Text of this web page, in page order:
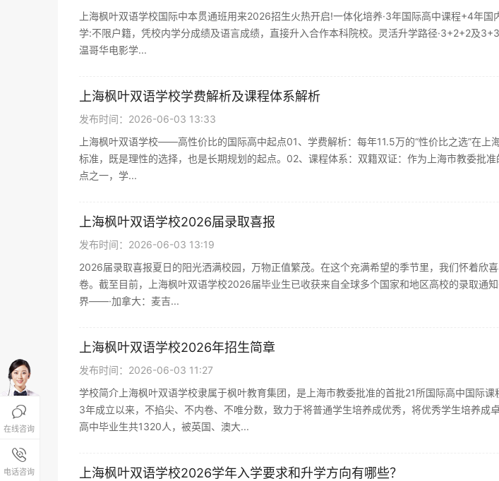
上海枫叶双语学校国际中本贯通班用来2026招生火热开启!一体化培养·3年国际高中课程+4年国
学:不限户籍，凭校内学分成绩及语言成绩，直接升入合作本科院校。灵活升学路径·3+2+2及
温哥华电影学...
上海枫叶双语学校学费解析及课程体系解析
发布时间：2026-06-03 13:33
上海枫叶双语学校——高性价比的国际高中起点01、学费解析：每年11.5万的“性价比之选”在上
标准，既是理性的选择，也是长期规划的起点。02、课程体系：双籍双证：作为上海市教委批
点之一，学...
上海枫叶双语学校2026届录取喜报
发布时间：2026-06-03 13:19
2026届录取喜报夏日的阳光洒满校园，万物正值繁茂。在这个充满希望的季节里，我们怀着欣
卷。截至目前，上海枫叶双语学校2026届毕业生已收获来自全球多个国家和地区高校的录取通
界——·加拿大：麦吉...
上海枫叶双语学校2026年招生简章
发布时间：2026-06-03 11:27
学校简介上海枫叶双语学校隶属于枫叶教育集团，是上海市教委批准的首批21所国际高中国际课
3年成立以来，不掐尖、不内卷、不唯分数，致力于将普通学生培养成优秀，将优秀学生培养成
高中毕业生共1320人，被英国、澳大...
上海枫叶双语学校2026学年入学要求和升学方向有哪些？

在线咨询

电话咨询 4008-200-288